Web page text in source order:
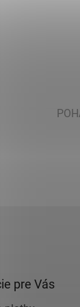
pre Vás